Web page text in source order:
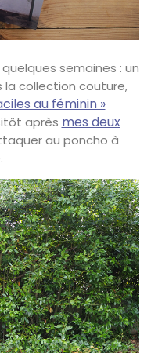
semaines : un
la collection couture,
au féminin »
après mes deux
au poncho à